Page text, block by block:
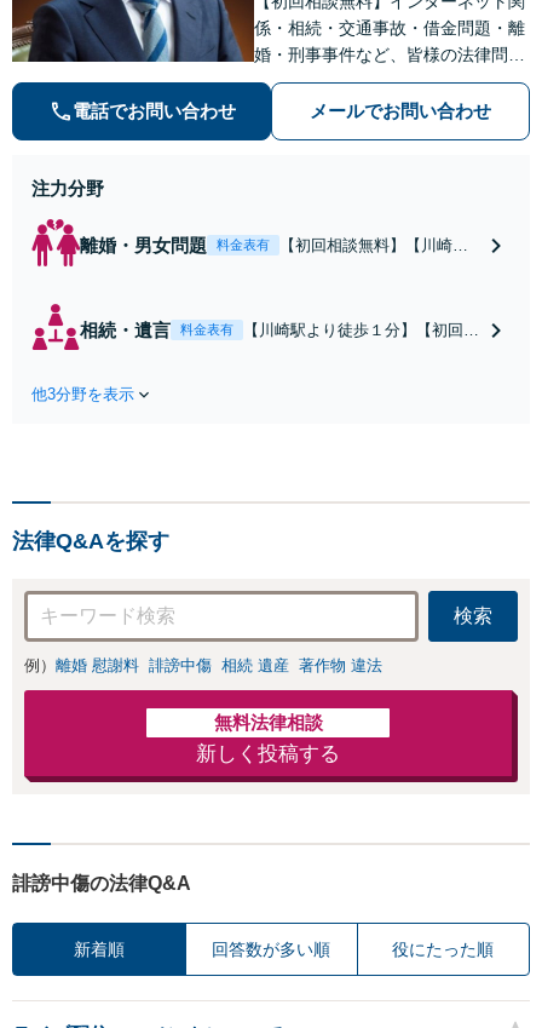
係・相続・交通事故・借金問題・離
婚・刑事事件など、皆様の法律問題
を解決すべく、親身になって取り組
みます。クチコミ・リピーターの方
も多数。お気軽にお問い合わせ下さ
電話でお問い合わせ メールでお問い合わせ
注力分野
離婚・男女問題 料金表有
【初回相談無料】【川崎駅
割・婚姻費用・養育費・財
相続・遺言 料金表有
【川崎駅より徒歩１分】【初回相
他3分野を表示
法律Q&Aを探す
検索
例） 離婚 慰謝料 誹謗中傷 相続 遺産 著作物 違法
無料法律相談
新しく投稿する
誹謗中傷の法律Q&A
新着順 回答数が多い順 役にたった順